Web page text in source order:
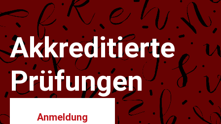
Akkreditierte
Prüfungen
Anmeldung